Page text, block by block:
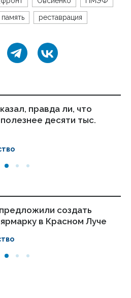
память реставрация
правда ли, что
десяти тыс.
создать
в Красном Луче